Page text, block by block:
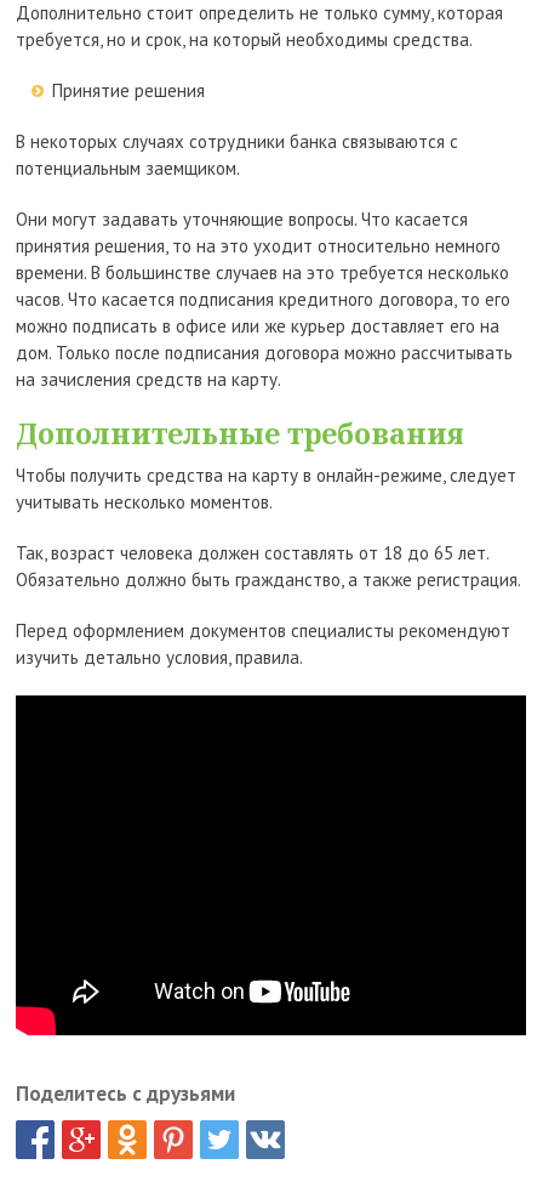
Дополнительно стоит определить не только сумму, которая
требуется, но и срок, на который необходимы средства.
Принятие решения
В некоторых случаях сотрудники банка связываются с
потенциальным заемщиком.
Они могут задавать уточняющие вопросы. Что касается
принятия решения, то на это уходит относительно немного
времени. В большинстве случаев на это требуется несколько
часов. Что касается подписания кредитного договора, то его
можно подписать в офисе или же курьер доставляет его на
дом. Только после подписания договора можно рассчитывать
на зачисления средств на карту.
Дополнительные требования
Чтобы получить средства на карту в онлайн-режиме, следует
учитывать несколько моментов.
Так, возраст человека должен составлять от 18 до 65 лет.
Обязательно должно быть гражданство, а также регистрация.
Перед оформлением документов специалисты рекомендуют
изучить детально условия, правила.
Поделитесь с друзьями